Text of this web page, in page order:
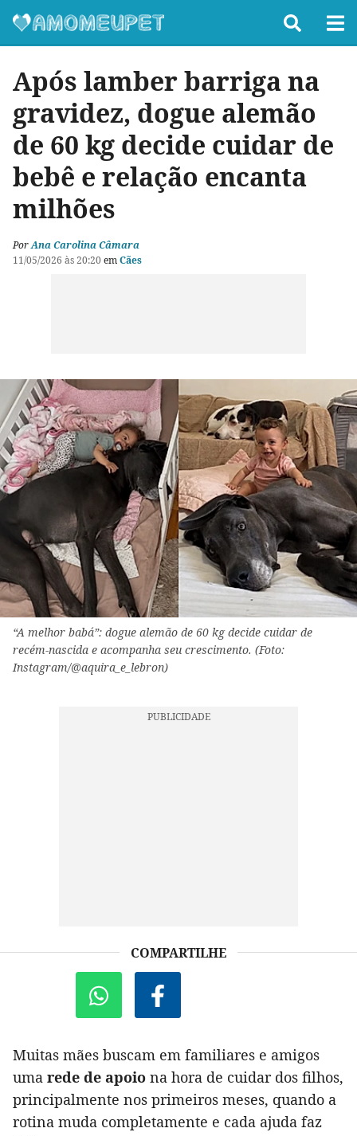
Após lamber barriga na
gravidez, dogue alemão
de 60 kg decide cuidar de
bebê e relação encanta
milhões
PorAna Carolina Câmara
11/05/2026 às 20:20 emCães
“A melhor babá”: dogue alemão de 60 kg decide cuidar de
recém-nascida e acompanha seu crescimento. (Foto:
Instagram/@aquira_e_lebron)
COMPARTILHE
Muitas mães buscam em familiares e amigos
uma rede de apoio na hora de cuidar dos filhos,
principalmente nos primeiros meses, quando a
rotina muda completamente e cada ajuda faz